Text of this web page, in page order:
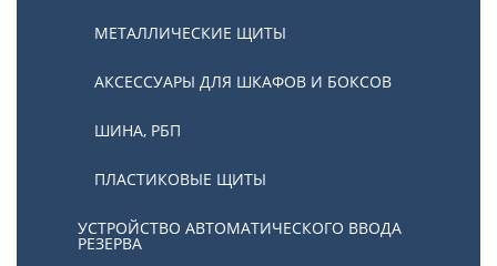
МЕТАЛЛИЧЕСКИЕ ЩИТЫ
АКСЕССУАРЫ ДЛЯ ШКАФОВ И БОКСОВ
ШИНА, РБП
ПЛАСТИКОВЫЕ ЩИТЫ
УСТРОЙСТВО АВТОМАТИЧЕСКОГО ВВОДА
РЕЗЕРВА